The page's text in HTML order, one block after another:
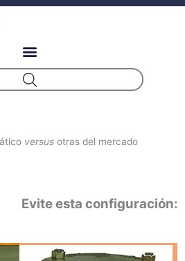
versus otras del mercado
Evite esta configuración: